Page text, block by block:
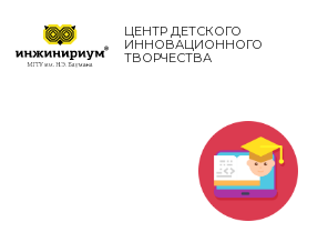
ИННОВАЦИОННОГО
ТВОРЧЕСТВА